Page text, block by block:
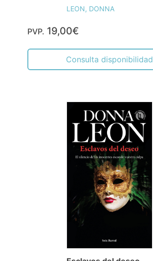
LEON, DONNA
PVP. 19,00€
Consulta disponibilidad